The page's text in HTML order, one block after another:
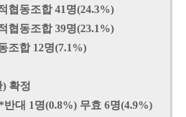
협동조합 41명(24.3%)
협동조합 39명(23.1%)
조합 12명(7.1%)
확정
대 1명(0.8%) 무효 6명(4.9%)